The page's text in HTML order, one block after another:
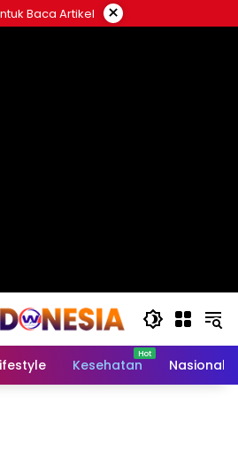
Baca Artikel ×
Kesehatan Nasional